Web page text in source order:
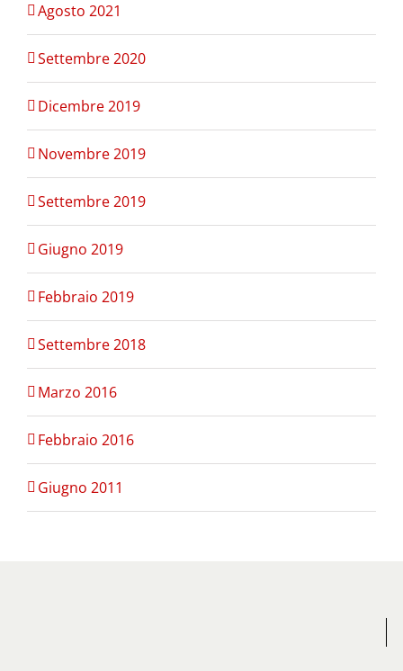
Agosto 2021
Settembre 2020
Dicembre 2019
Novembre 2019
Settembre 2019
Giugno 2019
Febbraio 2019
Settembre 2018
Marzo 2016
Febbraio 2016
Giugno 2011